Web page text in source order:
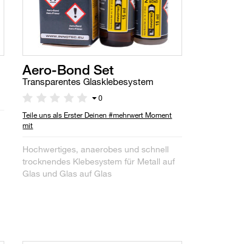
Aero-Bond Set
Transparentes Glasklebesystem
0
Teile uns als Erster Deinen #mehrwert Moment
mit
Hochwertiges, anaerobes und schnell
trocknendes Klebesystem für Metall auf
Glas und Glas auf Glas